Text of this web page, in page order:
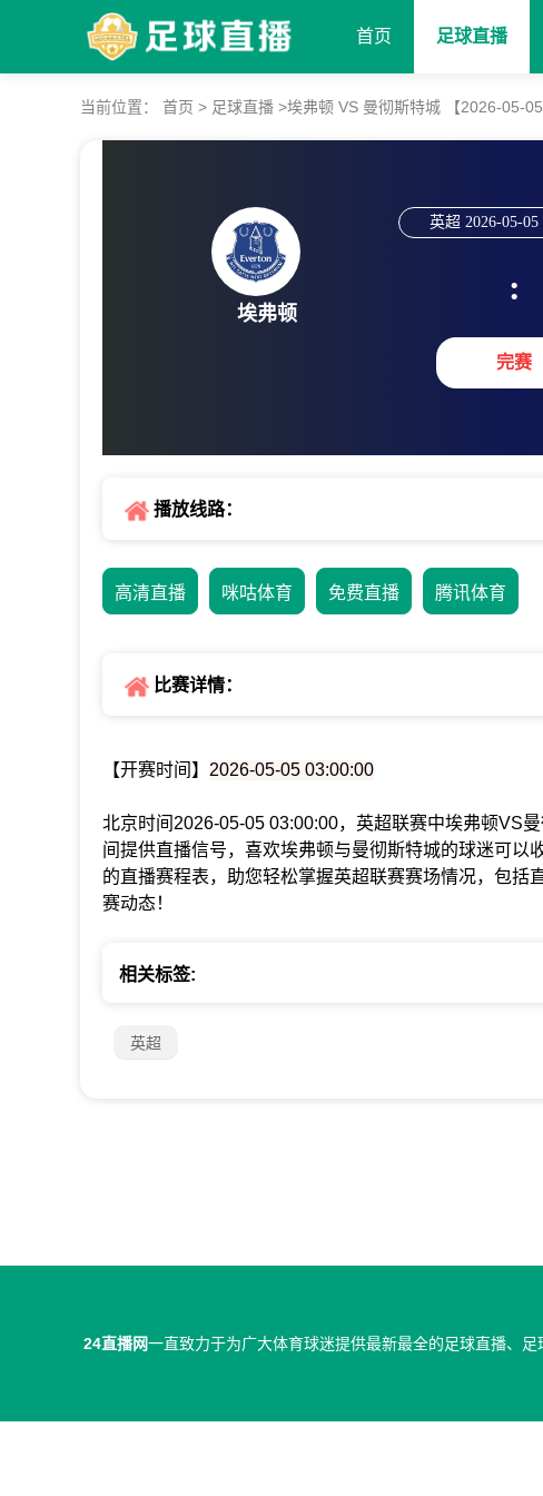
首页 足球直播
当前位置： 首页 > 足球直播 >埃弗顿 VS 曼彻斯特城 【2026-05-05
埃弗顿
英超 2026-05-05
:
完赛
播放线路：
高清直播 咪咕体育 免费直播 腾讯体育
比赛详情：
【开赛时间】 2026-05-05 03:00:00
北京时间2026-05-05 03:00:00，英超联赛中埃弗顿VS
间提供直播信号，喜欢埃弗顿与曼彻斯特城的球迷可以
的直播赛程表，助您轻松掌握英超联赛赛场情况，包括
赛动态！
相关标签:
英超
24直播网一直致力于为广大体育球迷提供最新最全的足球直播、